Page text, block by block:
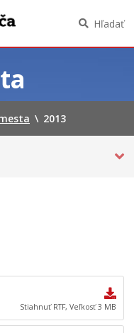
Hľadať
\ 2013
Stiahnuť RTF, Veľkosť 3 MB